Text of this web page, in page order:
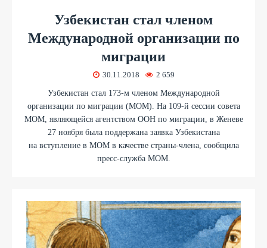
Узбекистан стал членом
Международной организации по
миграции
30.11.2018 2 659
Узбекистан стал 173-м членом Международной
организации по миграции (МОМ). На 109-й сессии совета
МОМ, являющейся агентством ООН по миграции, в Женеве
27 ноября была поддержана заявка Узбекистана
на вступление в МОМ в качестве страны-члена, сообщила
пресс-служба МОМ.